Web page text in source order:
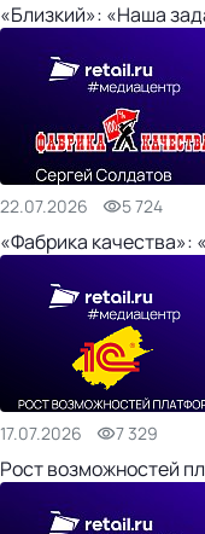
«Близкий»: «Наша
22.07.2026 5 724
«Фабрика качества»:
17.07.2026 7 329
Рост возможностей